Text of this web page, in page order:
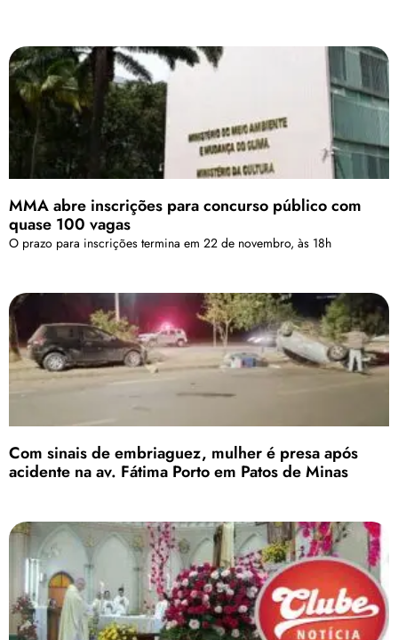
MMA abre inscrições para concurso público com
quase 100 vagas
O prazo para inscrições termina em 22 de novembro, às 18h
Com sinais de embriaguez, mulher é presa após
acidente na av. Fátima Porto em Patos de Minas